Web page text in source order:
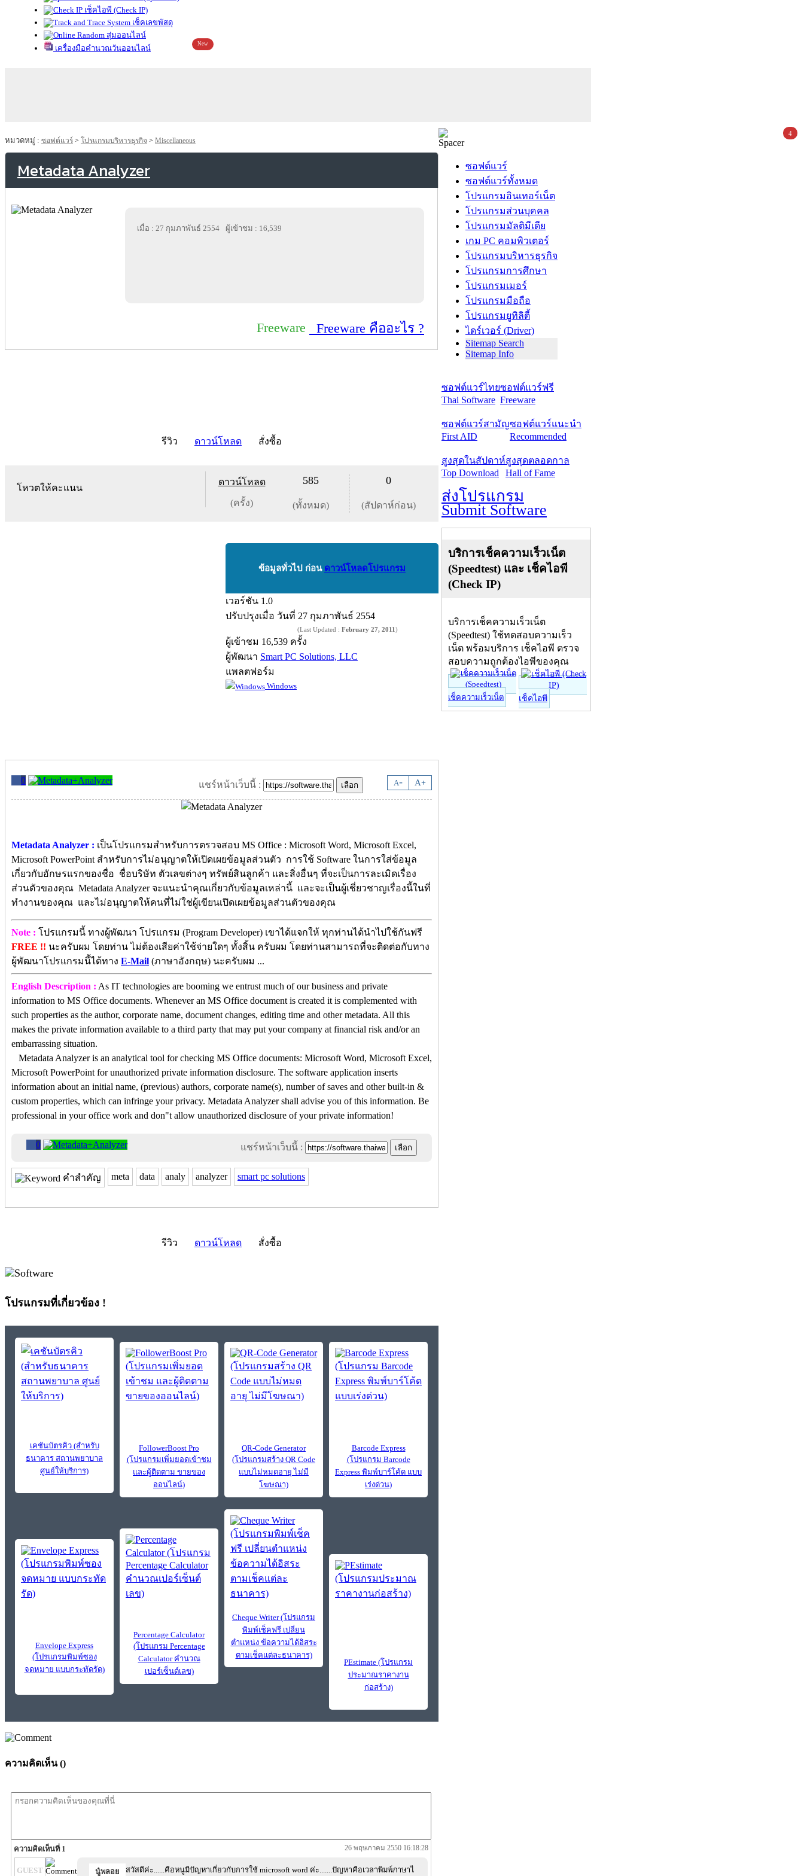
เช็คไอพี (Check IP)
เช็คเลขพัสดุ
สุ่มออนไลน์
เครื่องมือคำนวณวันออนไลน์
New
หมวดหมู่ : ซอฟต์แวร์ > โปรแกรมบริหารธุรกิจ > Miscellaneous
Metadata Analyzer
เมื่อ : 27 กุมภาพันธ์ 2554 ผู้เข้าชม : 16,539
Freeware Freeware คืออะไร ?
รีวิว ดาวน์โหลด สั่งซื้อ
โหวตให้คะแนน
ดาวน์โหลด
(ครั้ง)
585
(ทั้งหมด)
0
(สัปดาห์ก่อน)
ข้อมูลทั่วไป ก่อน ดาวน์โหลดโปรแกรม
เวอร์ชัน 1.0
ปรับปรุงเมื่อ วันที่ 27 กุมภาพันธ์ 2554
(Last Updated : February 27, 2011)
ผู้เข้าชม 16,539 ครั้ง
ผู้พัฒนา Smart PC Solutions, LLC
แพลตฟอร์ม
Windows
0 A- A+
แชร์หน้าเว็บนี้ :
Metadata Analyzer : เป็นโปรแกรมสำหรับการตรวจสอบ MS Office : Microsoft Word, Microsoft Excel,
Microsoft PowerPoint สำหรับการไม่อนุญาตให้เปิดเผยข้อมูลส่วนตัว การใช้ Software ในการใส่ข้อมูล
เกี่ยวกับอักษรแรกของชื่อ ชื่อบริษัท ตัวเลขต่างๆ ทรัพย์สินลูกค้า และสิ่งอื่นๆ ที่จะเป็นการละเมิดเรื่อง
ส่วนตัวของคุณ Metadata Analyzer จะแนะนำคุณเกี่ยวกับข้อมูลเหล่านี้ และจะเป็นผู้เชี่ยวชาญเรื่องนี้ในที่
ทำงานของคุณ และไม่อนุญาตให้คนที่ไม่ใช่ผู้เขียนเปิดเผยข้อมูลส่วนตัวของคุณ
Note : โปรแกรมนี้ ทางผู้พัฒนา โปรแกรม (Program Developer) เขาได้แจกให้ ทุกท่านได้นำไปใช้กันฟรี
FREE !! นะครับผม โดยท่าน ไม่ต้องเสียค่าใช้จ่ายใดๆ ทั้งสิ้น ครับผม โดยท่านสามารถที่จะติดต่อกับทาง
ผู้พัฒนาโปรแกรมนี้ได้ทาง E-Mail (ภาษาอังกฤษ) นะครับผม ...
English Description : As IT technologies are booming we entrust much of our business and private
information to MS Office documents. Whenever an MS Office document is created it is complemented with
such properties as the author, corporate name, document changes, editing time and other metadata. All this
makes the private information available to a third party that may put your company at financial risk and/or an
embarrassing situation.
Metadata Analyzer is an analytical tool for checking MS Office documents: Microsoft Word, Microsoft Excel,
Microsoft PowerPoint for unauthorized private information disclosure. The software application inserts
information about an initial name, (previous) authors, corporate name(s), number of saves and other built-in &
custom properties, which can infringe your privacy. Metadata Analyzer shall advise you of this information. Be
professional in your office work and don"t allow unauthorized disclosure of your private information!
0 แชร์หน้าเว็บนี้ :
คำสำคัญ meta data analy analyzer smart pc solutions
รีวิว ดาวน์โหลด สั่งซื้อ
โปรแกรมที่เกี่ยวข้อง !
เคชันบัตรคิว (สำหรับ
ธนาคาร สถานพยาบาล
ศูนย์ให้บริการ)
FollowerBoost Pro
(โปรแกรมเพิ่มยอดเข้าชม
และผู้ติดตาม ขายของ
ออนไลน์)
QR-Code Generator
(โปรแกรมสร้าง QR Code
แบบไม่หมดอายุ ไม่มี
โฆษณา)
Barcode Express
(โปรแกรม Barcode
Express พิมพ์บาร์โค้ด แบบ
เร่งด่วน)
Envelope Express
(โปรแกรมพิมพ์ซอง
จดหมาย แบบกระทัดรัด)
Percentage Calculator
(โปรแกรม Percentage
Calculator คำนวณ
เปอร์เซ็นต์เลข)
Cheque Writer (โปรแกรม
พิมพ์เช็คฟรี เปลี่ยน
ตำแหน่ง ข้อความได้อิสระ
ตามเช็คแต่ละธนาคาร)
PEstimate (โปรแกรม
ประมาณราคางาน
ก่อสร้าง)
ความคิดเห็น ()
ความคิดเห็นที่ 1 26 พฤษภาคม 2550 16:18:28
GUEST นู๋พลอย สวัสดีค่ะ......คือหนูมีปัญหาเกี่ยวกับการใช้ microsoft word ค่ะ.......ปัญหาคือเวลาพิมพ์ภาษาไ
ซอฟต์แวร์
ซอฟต์แวร์ทั้งหมด
โปรแกรมอินเทอร์เน็ต
โปรแกรมส่วนบุคคล
โปรแกรมมัลติมีเดีย
เกม PC คอมพิวเตอร์
โปรแกรมบริหารธุรกิจ
โปรแกรมการศึกษา
โปรแกรมเมอร์
โปรแกรมมือถือ
โปรแกรมยูทิลิตี้
ไดร์เวอร์ (Driver)
Sitemap Search
Sitemap Info
ซอฟต์แวร์ไทย
Thai Software
ซอฟต์แวร์ฟรี
Freeware
ซอฟต์แวร์สามัญ
First AID
ซอฟต์แวร์แนะนำ
Recommended
สูงสุดในสัปดาห์
Top Download
สูงสุดตลอดกาล
Hall of Fame
ส่งโปรแกรม
Submit Software
บริการเช็คความเร็วเน็ต
(Speedtest) และ เช็คไอพี
(Check IP)
บริการเช็คความเร็วเน็ต
(Speedtest) ใช้ทดสอบความเร็ว
เน็ต พร้อมบริการ เช็คไอพี ตรวจ
สอบความถูกต้องไอพีของคุณ
เช็คความเร็วเน็ต เช็คไอพี
4